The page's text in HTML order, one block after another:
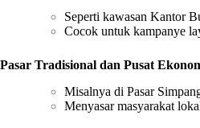
Seperti kawasan Kantor
Cocok untuk kampanye
Pasar Tradisional dan Pusat
Misalnya di Pasar
Menyasar masyarakat